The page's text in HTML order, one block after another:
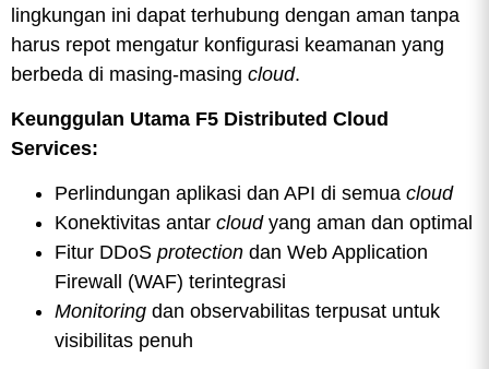
lingkungan ini dapat terhubung dengan aman tanpa
harus repot mengatur konfigurasi keamanan yang
berbeda di masing-masing cloud.
Keunggulan Utama F5 Distributed Cloud
Services:
Perlindungan aplikasi dan API di semua cloud
Konektivitas antar cloud yang aman dan optimal
Fitur DDoS protection dan Web Application
Firewall (WAF) terintegrasi
Monitoring dan observabilitas terpusat untuk
visibilitas penuh